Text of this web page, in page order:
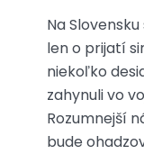
Na
len o prijatí
niekoľko
zahynuli vo
Rozumnejší
bude